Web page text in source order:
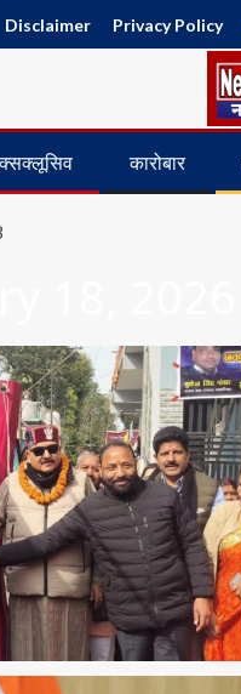
Disclaimer Privacy Policy
कारोबार